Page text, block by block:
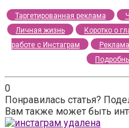
Таргетированная реклама
Личная жизнь
Коротко о
работе с Инстаграм
0
Понравилась статья?
Вам также может быть